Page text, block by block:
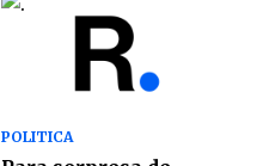
POLITICA